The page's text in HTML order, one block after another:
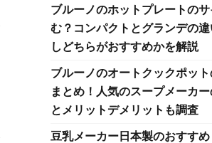
ブルーノのホットプレートの
む？コンパクトとグランデの
しどちらがおすすめかを解説
ブルーノのオートクックポット
まとめ！人気のスープメーカ
とメリットデメリットも調査
豆乳メーカー日本製のおすす